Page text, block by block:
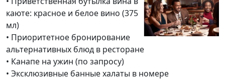
каюте: красное и белое вино (375
мл)
• Приоритетное бронирование
альтернативных блюд в ресторане
• Канапе на ужин (по запросу)
• Эксклюзивные банные халаты в номере